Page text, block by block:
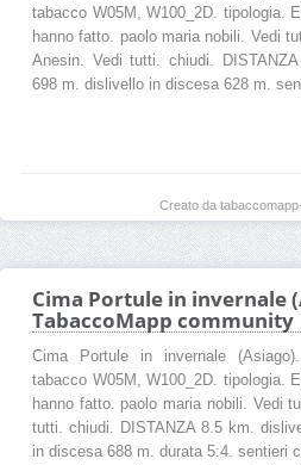
tabacco W05M, W100_2D. tipologia.
hanno fatto. paolo maria nobili. Vedi
Anesin. Vedi tutti. chiudi.
698 m. dislivello in discesa 628 m.
Creato da
Cima Portule in invernale
TabaccoMapp community
Cima Portule in invernale
tabacco W05M, W100_2D. tipologia.
hanno fatto. paolo maria nobili. Vedi
tutti. chiudi. DISTANZA 8.5 km.
in discesa 688 m. durata 5:4. sentieri